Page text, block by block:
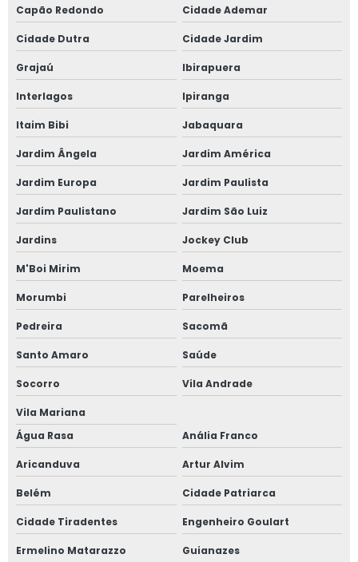
Janela fixa vidro duplo
Janela de giro
Janela maxim ar 80x80
Janela oscilo batente preço
Janela com persiana entre vidros
Janela sobrepor acústica
Janela sobreposta
Janela sobreposta acústica
Janela sobreposta de alto padrão
Janela sobreposta de correr
Janela sobreposta de correr em são paulo
Janela sobreposta de giro
Janela sobreposta de giro em são paulo
Janela sobreposta de giro em sp
Janela sobreposta preço
Capão Redondo Cidade Ademar
Cidade Dutra Cidade Jardim
Grajaú Ibirapuera
Interlagos Ipiranga
Itaim Bibi Jabaquara
Jardim Ângela Jardim América
Jardim Europa Jardim Paulista
Jardim Paulistano Jardim São Luiz
Jardins Jockey Club
M'Boi Mirim Moema
Morumbi Parelheiros
Pedreira Sacomã
Santo Amaro Saúde
Socorro Vila Andrade
Vila Mariana
Água Rasa
Anália Franco
Aricanduva Artur Alvim
Belém Cidade Patriarca
Cidade Tiradentes Engenheiro Goulart
Ermelino Matarazzo Guianazes